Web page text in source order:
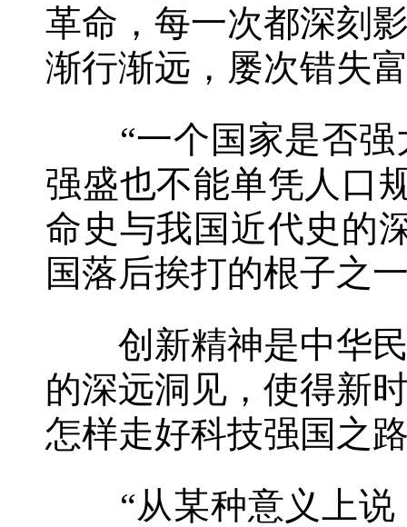
革命，每一次都深刻
渐行渐远，屡次错失
“一个国家是否强
强盛也不能单凭人口
命史与我国近代史的
国落后挨打的根子之
创新精神是中华民
的深远洞见，使得新
怎样走好科技强国之
“从某种意义上说